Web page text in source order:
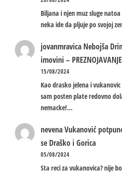
Biljana i njen muz sluge
neka ide da pljuje po svojoj
jovanmravica Nebojša
imovini –
15/08/2024
Kao drasko jelena i
sam posten plate redovno
nemacke!…
nevenaVukanović
se Draško i Gorica
05/08/2024
Sta reci za vukanovica? nije